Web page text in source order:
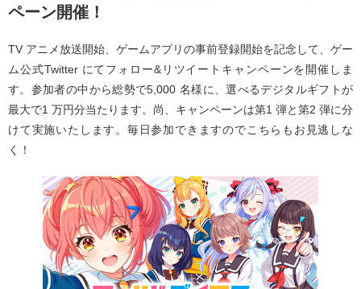
ペーン開催！
TV アニメ放送開始、ゲームアプリの事前登録開始を記念して、ゲー
ム公式Twitter にてフォロー&リツイートキャンペーンを開催しま
す。参加者の中から総勢で5,000 名様に、選べるデジタルギフトが
最大で1 万円分当たります。尚、キャンペーンは第1 弾と第2 弾に分
けて実施いたします。毎日参加できますのでこちらもお見逃しな
く！